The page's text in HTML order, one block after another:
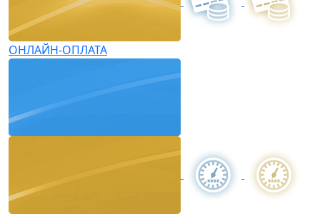
ОНЛАЙН-ОПЛАТА